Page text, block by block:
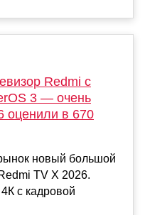
Redmi с
3 — очень
оценили в 670
новый большой
TV X 2026.
с кадровой